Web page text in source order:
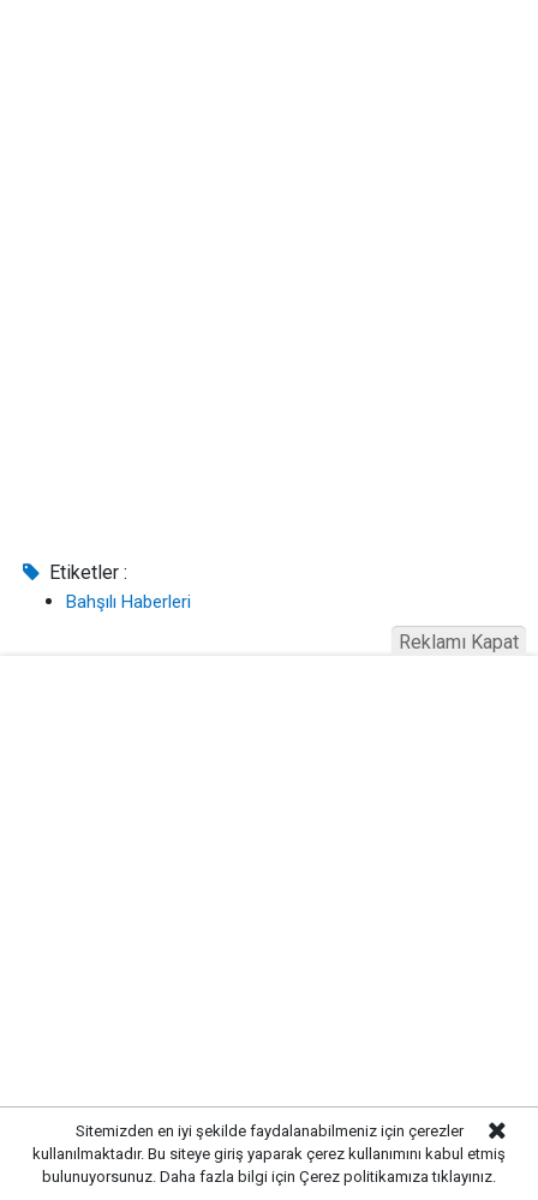
Etiketler :
Bahşılı Haberleri
UYARI:Küfür, hakaret, rencide edici cümleler veya imalar, inançlara saldırı
içeren, imla kuralları ile yazılmamış,
Sitemizden en iyi şekilde faydalanabilmeniz için çerezler
kullanılmaktadır. Bu siteye giriş yaparak çerez kullanımını kabul etmiş
bulunuyorsunuz. Daha fazla bilgi için Çerez politikamıza tıklayınız.
Reklamı Kapat